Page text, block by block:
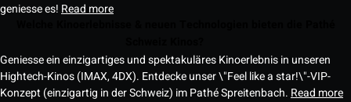
geniesse es! Read more
Geniesse ein einzigartiges und spektakuläres Kinoerlebnis in unseren
Hightech-Kinos (IMAX, 4DX). Entdecke unser \"Feel like a star!\"-VIP-
Konzept (einzigartig in der Schweiz) im Pathé Spreitenbach. Read more